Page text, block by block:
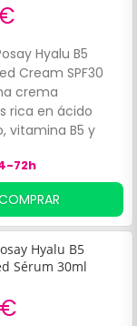
recomendada
de pieles,
Hyalu B5
Cream SPF30
crema
rica en ácido
vitamina B5 y
y proteger la
de los rayos UV.
72h
Hyalu B5
Sérum 30ml